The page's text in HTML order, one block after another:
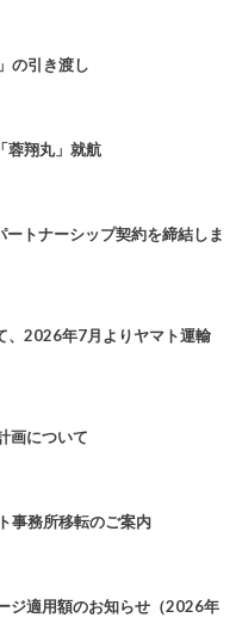
の引き渡し
蓉翔丸」就航
トナーシップ契約を締結しま
、2026年7月よりヤマト運輸
画について
事務所移転のご案内
ジ適用額のお知らせ（2026年